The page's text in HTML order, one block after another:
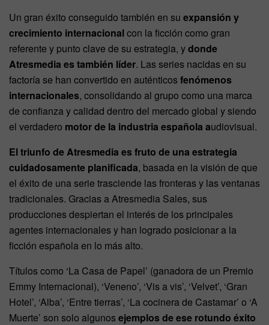
Un gran éxito conseguido también en su expansión y
crecimiento internacionalcon la ficción como gran
referente y punto clave de su estrategia, ydonde
Atresmedia es también líder. Las series nacidas en su
factoría se han convertido en auténticosfenómenos
internacionales, consolidando al grupo como una marca
de confianza y calidad dentro del mercado global y siendo
el verdadero motor de la industria española audiovisual.
El triunfo de Atresmedia es fruto de una estrategia
cuidadosamente planificada, basada en la visión de que
el éxito de una serie trasciende las fronteras y las ventanas
tradicionales. Gracias a Atresmedia Sales, sus
producciones despiertan el interés de los principales
agentes internacionales y han logrado posicionar a la
ficción española en lo más alto.
Títulos como ‘La Casa de Papel’ (ganadora de un Premio
Emmy Internacional), ‘Veneno’, ‘Vis a vis’, ‘Velvet’, ‘Gran
Hotel’, ‘Alba’, ‘Entre tierras’, ‘La cocinera de Castamar’ o ‘A
Muerte’ son solo algunosejemplos de ese rotundo éxito